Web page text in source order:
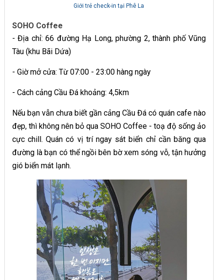
Giới trẻ check-in tại Phê La
SOHO Coffee
- Địa chỉ: 66 đường Hạ Long, phường 2, thành phố Vũng
Tàu (khu Bãi Dứa)
- Giờ mở cửa: Từ 07:00 - 23:00 hàng ngày
- Cách cảng Cầu Đá khoảng: 4,5km
Nếu bạn vẫn chưa biết gần cảng Cầu Đá có quán cafe nào
đẹp, thì không nên bỏ qua SOHO Coffee - toạ độ sống ảo
cực chill. Quán có vị trí ngay sát biển chỉ cần băng qua
đường là bạn có thể ngồi bên bờ xem sóng vỗ, tận hưởng
gió biển mát lạnh.